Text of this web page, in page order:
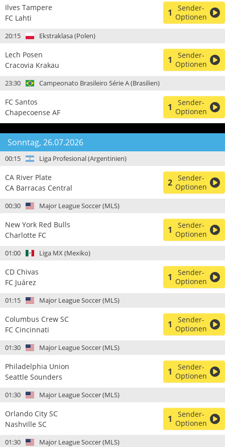
Ilves Tampere
FC Lahti
1
Sender-
Optionen
20:15 Ekstraklasa (Polen)
Lech Posen
Cracovia Krakau
1
Sender-
Optionen
23:30 Campeonato Brasileiro Série A (Brasilien)
FC Santos
Chapecoense AF
1
Sender-
Optionen
Sonntag, 26.07.2026
00:15 Liga Profesional (Argentinien)
CA River Plate
CA Barracas Central
2 Sender-
Optionen
00:30 Major League Soccer (MLS)
New York Red Bulls
Charlotte FC
1
Sender-
Optionen
01:00 Liga MX (Mexiko)
CD Chivas
FC Juárez
1
Sender-
Optionen
01:15 Major League Soccer (MLS)
Columbus Crew SC
FC Cincinnati
1
Sender-
Optionen
01:30 Major League Soccer (MLS)
Philadelphia Union
Seattle Sounders
1
Sender-
Optionen
01:30 Major League Soccer (MLS)
Orlando City SC
Nashville SC
1
Sender-
Optionen
01:30 Major League Soccer (MLS)